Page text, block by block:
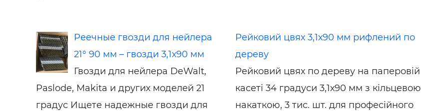
Реечные гвозди для нейлера
21° 90 мм – гвозди 3,1х90 мм
Гвозди для нейлера DeWalt,
Paslode, Makita и других моделей 21
градус Ищете надежные гвозди для
Рейковий цвях 3,1х90 мм рифлений по
дереву
Рейковий цвях по дереву на паперовій
касеті 34 градуси 3,1х90 мм з кільцевою
накаткою, 3 тис. шт. для професійного